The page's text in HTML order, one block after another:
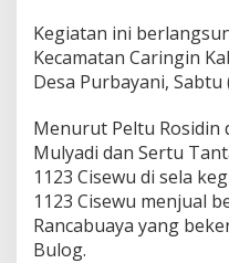
Kegiatan ini
Kecamatan Caringin
Desa Purbayani, Sabtu
Menurut Peltu Rosidin
Mulyadi dan Sertu
1123 Cisewu di sela
1123 Cisewu menjual
Rancabuaya yang
Bulog.